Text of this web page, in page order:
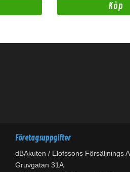
Köp
Företagsuppgifter
dBAkuten / Elofssons Försäljnings
Gruvgatan 31A